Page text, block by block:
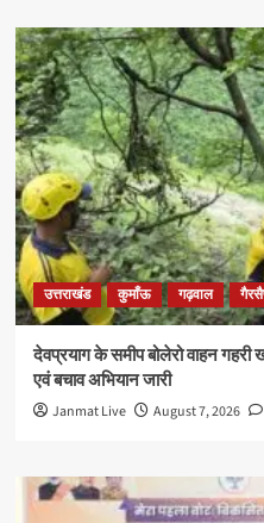
उत्तराखंड कुमाँऊ गढ़वाल
देवप्रयाग के समीप बोलेरो वाहन गहरी
एवं बचाव अभियान जारी
Janmat Live August 7, 2026